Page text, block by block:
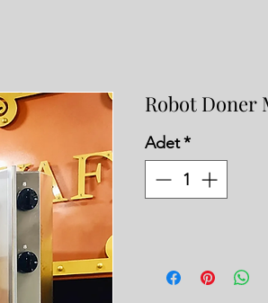
Robot Doner
Adet*